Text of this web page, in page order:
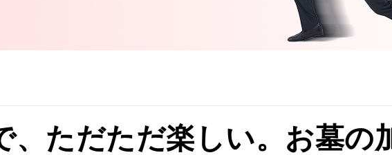
、ただただ楽しい。お墓の